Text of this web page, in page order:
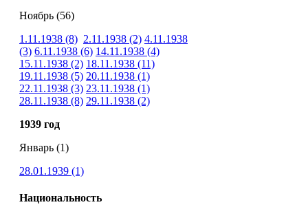
Ноябрь (56)
1.11.1938 (8) 2.11.1938 (2) 4.11.1938
(3) 6.11.1938 (6) 14.11.1938 (4)
15.11.1938 (2) 18.11.1938 (11)
19.11.1938 (5) 20.11.1938 (1)
22.11.1938 (3) 23.11.1938 (1)
28.11.1938 (8) 29.11.1938 (2)
1939 год
Январь (1)
28.01.1939 (1)
Национальность